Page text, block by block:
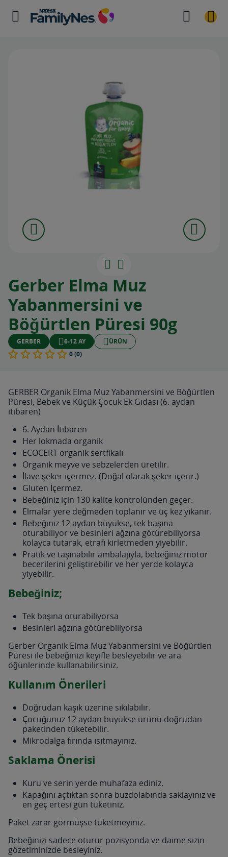
Gerber Elma Muz
Yabanmersini ve
Böğürtlen Püresi 90g
GERBER 6-12 AY
ÜRÜN
0 (0)
GERBER Organik Elma Muz Yabanmersini ve Böğürtlen
Püresi, Bebek ve Küçük Çocuk Ek Gıdası (6. aydan
itibaren)
6. Aydan İtibaren
Her lokmada organik
ECOCERT organik sertfikalı
Organik meyve ve sebzelerden üretilir.
İlave şeker içermez. (Doğal olarak şeker içerir.)
Gluten İçermez.
Bebeğiniz için 130 kalite kontrolünden geçer.
Elmalar yere değmeden toplanır ve üç kez yıkanır.
Bebeğiniz 12 aydan büyükse, tek başına
oturabiliyor ve besinleri ağzına götürebiliyorsa
kolayca tutarak, etrafı kirletmeden yiyebilir.
Pratik ve taşınabilir ambalajıyla, bebeğiniz motor
becerilerini geliştirebilir ve her yerde kolayca
yiyebilir.
Bebeğiniz;
Tek başına oturabiliyorsa
Besinleri ağzına götürebiliyorsa
Gerber Organik Elma Muz Yabanmersini ve Böğürtlen
Püresi ile bebeğinizi keyifle besleyebilir ve ara
öğünlerinde kullanabilirsiniz.
Kullanım Önerileri
Doğrudan kaşık üzerine sıkılabilir.
Çocuğunuz 12 aydan büyükse ürünü doğrudan
paketinden tüketebilir.
Mikrodalga fırında ısıtmayınız.
Saklama Önerisi
Kuru ve serin yerde muhafaza ediniz.
Kapağını açtıktan sonra buzdolabında saklayınız ve
en geç ertesi gün tüketiniz.
Paket zarar görmüşse tüketmeyiniz.
Bebeğinizi sadece oturur pozisyonda ve daime sizin
gözetiminizde besleyiniz.